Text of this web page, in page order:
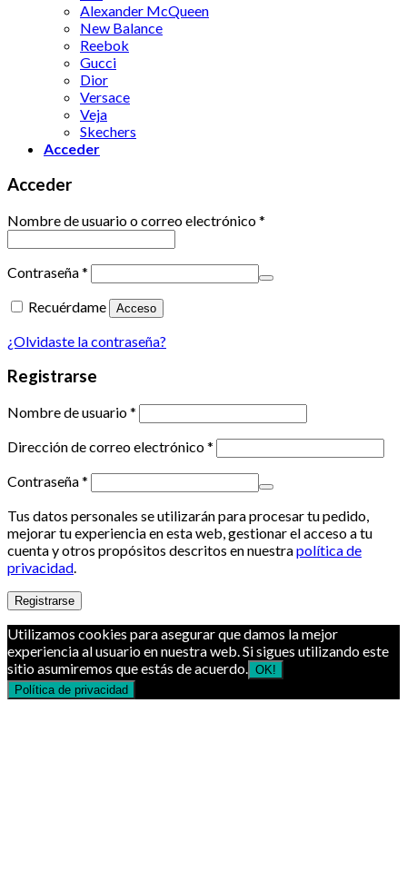
Alexander McQueen
New Balance
Reebok
Gucci
Dior
Versace
Veja
Skechers
Acceder
Acceder
Nombre de usuario o correo electrónico*
Contraseña*
Recuérdame
Acceso
¿Olvidaste la contraseña?
Registrarse
Nombre de usuario*
Dirección de correo electrónico*
Contraseña*
Tus datos personales se utilizarán para procesar tu pedido,
mejorar tu experiencia en esta web, gestionar el acceso a tu
cuenta y otros propósitos descritos en nuestrapolítica de
privacidad.
Registrarse
Utilizamos cookies para asegurar que damos la mejor
experiencia al usuario en nuestra web. Si sigues utilizando este
sitio asumiremos que estás de acuerdo. OK!
Política de privacidad